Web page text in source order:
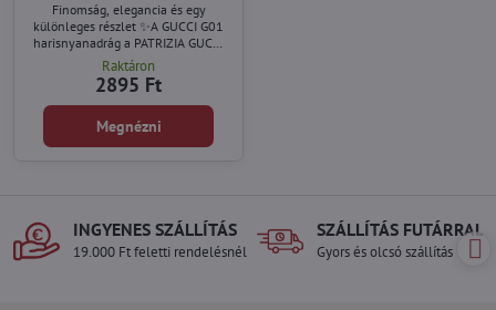
Finomság, elegancia és egy
különleges részlet ✨A GUCCI G01
harisnyanadrág a PATRIZIA GUCCI
for Marilyn exkluzív kollekció része,
amely a nőiesség kifinomult
megjelenítését nyújtja.
Raktáron
2895 Ft
Megnézni
INGYENES SZÁLLÍTÁS
19.000 Ft feletti rendelésnél
SZÁLLÍTÁS FUTÁRRAL
Gyors és olcsó szállítás